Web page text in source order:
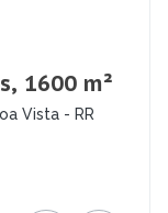
1600 m²
Vista - RR